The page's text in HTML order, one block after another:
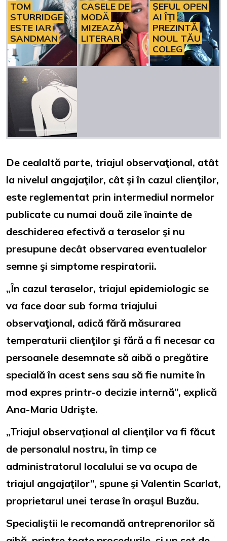
TOM
STURRIDGE
ESTE IAR
SANDMAN
CASELE DE
MODĂ
MIZEAZĂ
LITERAR
ȘEFUL OPEN
AI ÎȚI
PREZINTĂ
NOUL TĂU
COLEG
De cealaltă parte, triajul observaţional, atât
la nivelul angajaţilor, cât şi în cazul clienţilor,
este reglementat prin intermediul normelor
publicate cu numai două zile înainte de
deschiderea efectivă a teraselor şi nu
presupune decât observarea eventualelor
semne şi simptome respiratorii.
„În cazul teraselor, triajul epidemiologic se
va face doar sub forma triajului
observaţional, adică fără măsurarea
temperaturii clienţilor şi fără a fi necesar ca
persoanele desemnate să aibă o pregătire
specială în acest sens sau să fie numite în
mod expres printr-o decizie internă”, explică
Ana-Maria Udrişte.
„Triajul observaţional al clienţilor va fi făcut
de personalul nostru, în timp ce
administratorul localului se va ocupa de
triajul angajaţilor”, spune şi Valentin Scarlat,
proprietarul unei terase în oraşul Buzău.
Specialiştii le recomandă antreprenorilor să